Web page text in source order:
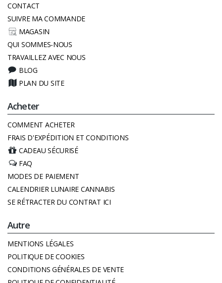
CONTACT
SUIVRE MA COMMANDE
MAGASIN
QUI SOMMES-NOUS
TRAVAILLEZ AVEC NOUS
BLOG
PLAN DU SITE
Acheter
COMMENT ACHETER
FRAIS D'EXPÉDITION ET CONDITIONS
CADEAU SÉCURISÉ
FAQ
MODES DE PAIEMENT
CALENDRIER LUNAIRE CANNABIS
SE RÉTRACTER DU CONTRAT ICI
Autre
MENTIONS LÉGALES
POLITIQUE DE COOKIES
CONDITIONS GÉNÉRALES DE VENTE